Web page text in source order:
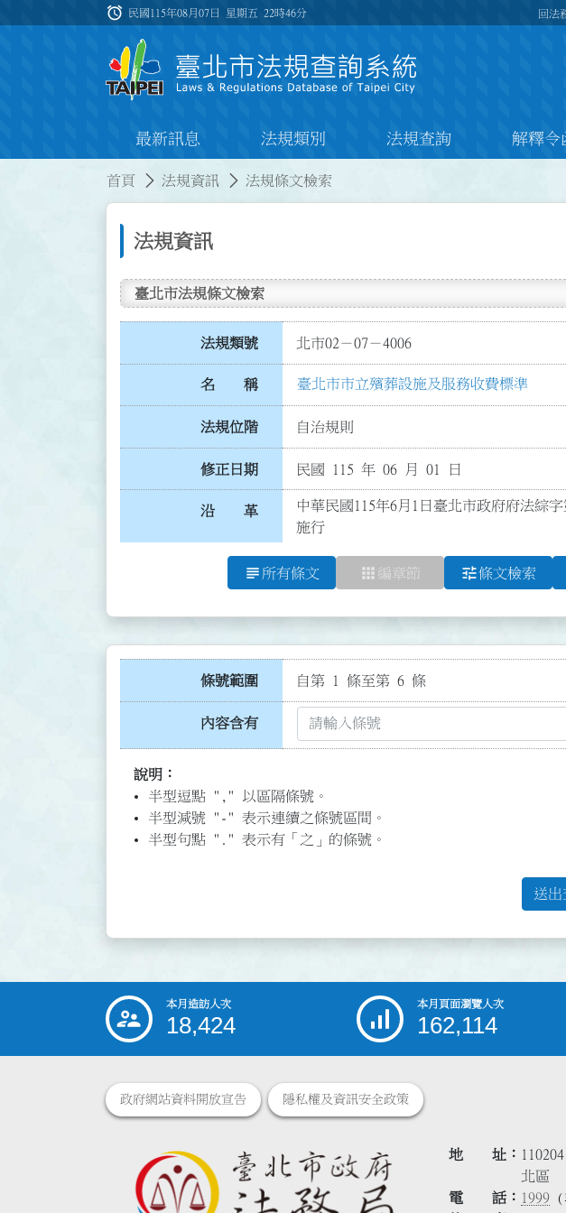
:::
alarm 民國115年08月07日 星期五22時46分 回法
最新訊息 法規類別 法規查詢 解釋令
首頁 法規資訊 法規條文檢索
法規資訊
臺北市法規條文檢索
法規類號 北市02－07－4006
名 稱 臺北市市立殯葬設施及服務收費標準
法規位階 自治規則
修正日期 民國 115 年 06 月 01 日
沿 革
中華民國115年6月1日臺北市政府府法綜
施行
subject 所有條文 apps 編章節 tune條文檢索
條號範圍 自第 1 條至第 6 條
內容含有
說明：
半型逗點 "," 以區隔條號。
半型減號 "-" 表示連續之條號區間。
半型句點 "." 表示有「之」的條號。
送出
::: 本月造訪人次
18,424
本月頁面瀏覽人次
162,114
政府網站資料開放宣告 隱私權及資訊安全政策
地 址
北區
電 話
1999 (